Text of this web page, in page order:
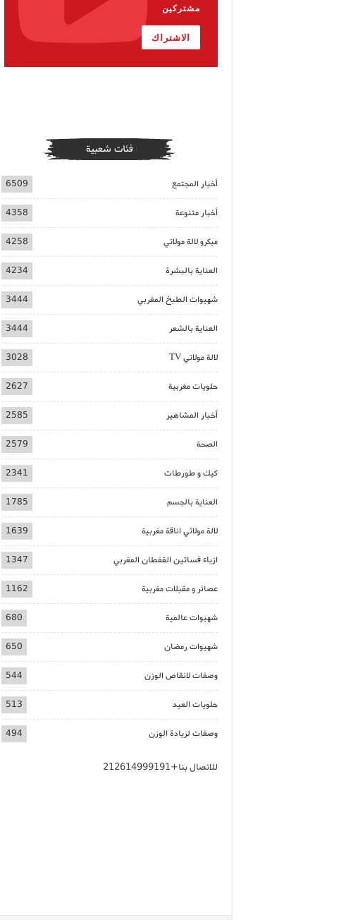
مشتركين
الاشتراك
فئات شعبية
أخبار المجتمع 6509
أخبار متنوعة 4358
ميكرو لالة مولاتي 4258
العناية بالبشرة 4234
شهيوات الطبخ المغربي 3444
العناية بالشعر 3444
لالة مولاتي TV 3028
حلويات مغربية 2627
أخبار المشاهير 2585
الصحة 2579
كيك و طورطات 2341
العناية بالجسم 1785
لالة مولاتي اناقة مغربية 1639
ازياء فساتين القفطان المغربي 1347
عصائر و مقبلات مغربية 1162
شهيوات عالمية 680
شهيوات رمضان 650
وصفات لانقاص الوزن 544
حلويات العيد 513
وصفات لزيادة الوزن 494
للاتصال بنا+212614999191